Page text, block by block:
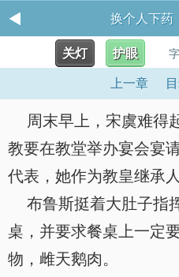
换个人下药
关灯 护眼 字
上一章
周末早上，宋虞难得
教要在教堂举办宴会宴
代表，她作为教皇继承
布鲁斯挺着大肚子指
桌，并要求餐桌上一定
物，雌天鹅肉。